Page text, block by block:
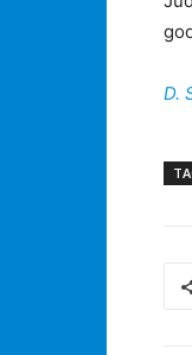
D.